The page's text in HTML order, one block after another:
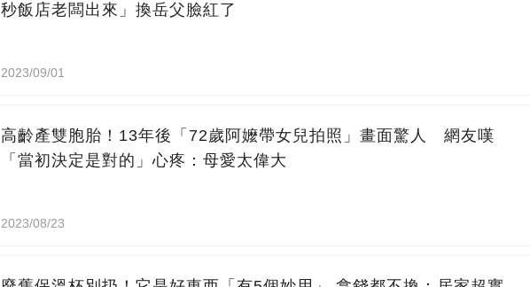
秒飯店老闆出來」換岳父臉紅了
2023/09/01
高齡產雙胞胎！13年後「72歲阿嬤帶女兒拍照」畫面驚人 網友嘆
「當初決定是對的」心疼：母愛太偉大
2023/08/23